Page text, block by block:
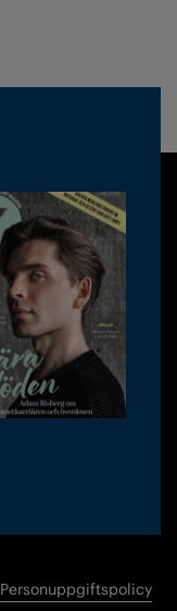
Personuppgiftspolicy